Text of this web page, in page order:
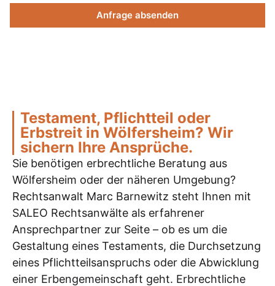
Anfrage absenden
Testament, Pflichtteil oder
Erbstreit in Wölfersheim? Wir
sichern Ihre Ansprüche.
Sie benötigen erbrechtliche Beratung aus
Wölfersheim oder der näheren Umgebung?
Rechtsanwalt Marc Barnewitz steht Ihnen mit
SALEO Rechtsanwälte als erfahrener
Ansprechpartner zur Seite – ob es um die
Gestaltung eines Testaments, die Durchsetzung
eines Pflichtteilsanspruchs oder die Abwicklung
einer Erbengemeinschaft geht. Erbrechtliche